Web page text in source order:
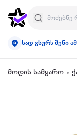
სად გსურს შენი
მოდის სამყარო